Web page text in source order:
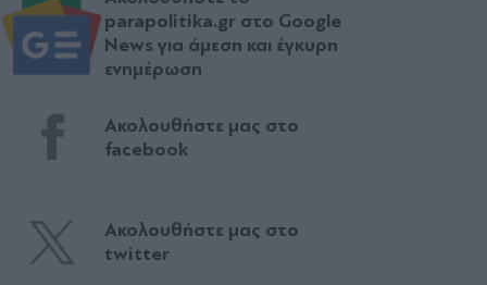
parapolitika.gr στο Google
News για άμεση και έγκυρη
ενημέρωση
Ακολουθήστε μας στο
facebook
Ακολουθήστε μας στο
twitter